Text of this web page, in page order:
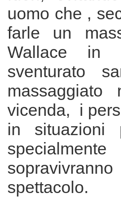
uomo che ,
farle un
Wallace in
sventurato
vicenda, i
in situazioni
spettacolo.